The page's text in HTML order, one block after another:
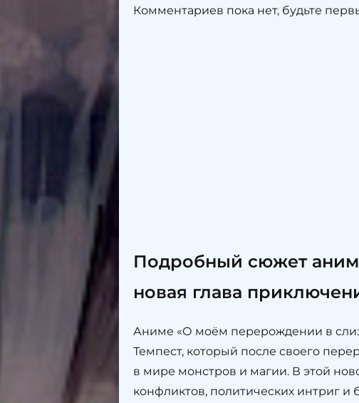
Комментариев пока нет, будьте
Подробный сюжет
новая глава
Аниме «О моём перерождении в
Темпест, который после своего
в мире монстров и магии. В этой
конфликтов, политических интриг